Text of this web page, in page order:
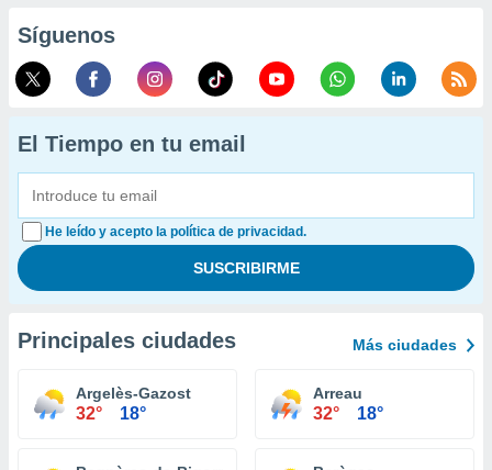
Síguenos
El Tiempo en tu email
He leído y acepto la política de privacidad.
Principales ciudades Más ciudades
Argelès-Gazost
32° 18°
Arreau
32° 18°